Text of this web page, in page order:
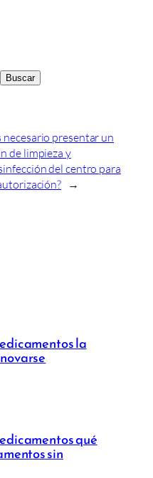
Buscar
necesario presentar un
de limpieza y
del centro para
→
la
qué
sin